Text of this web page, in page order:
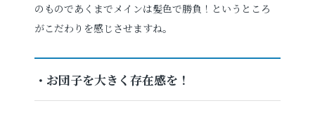
のものであくまでメインは髪色で勝負！というところ
がこだわりを感じさせますね。
・お団子を大きく存在感を！